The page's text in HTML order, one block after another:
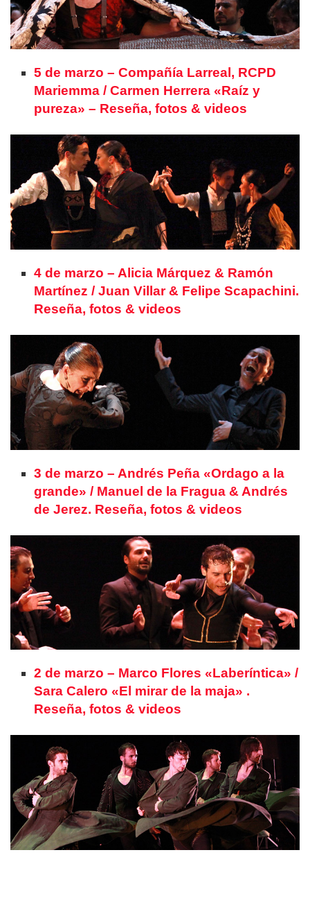
5 de marzo – Compañía Larreal, RCPD
Mariemma / Carmen Herrera «Raíz y
pureza» – Reseña, fotos & videos
4 de marzo – Alicia Márquez & Ramón
Martínez / Juan Villar & Felipe Scapachini.
Reseña, fotos & videos
3 de marzo – Andrés Peña «Ordago a la
grande» / Manuel de la Fragua & Andrés
de Jerez. Reseña, fotos & videos
2 de marzo – Marco Flores «Laberíntica» /
Sara Calero «El mirar de la maja» .
Reseña, fotos & videos